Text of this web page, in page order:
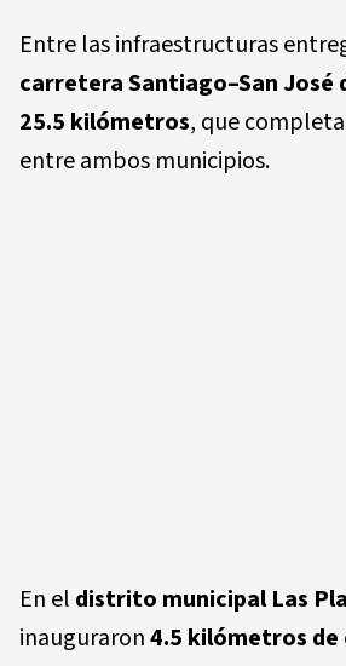
Entre las infraestructuras
carretera Santiago–San José
25.5 kilómetros, que
entre ambos municipios.
En el distrito municipal Las
inauguraron4.5 kilómetros